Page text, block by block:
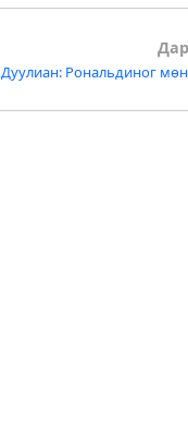
Дуулиан: Рональдиног